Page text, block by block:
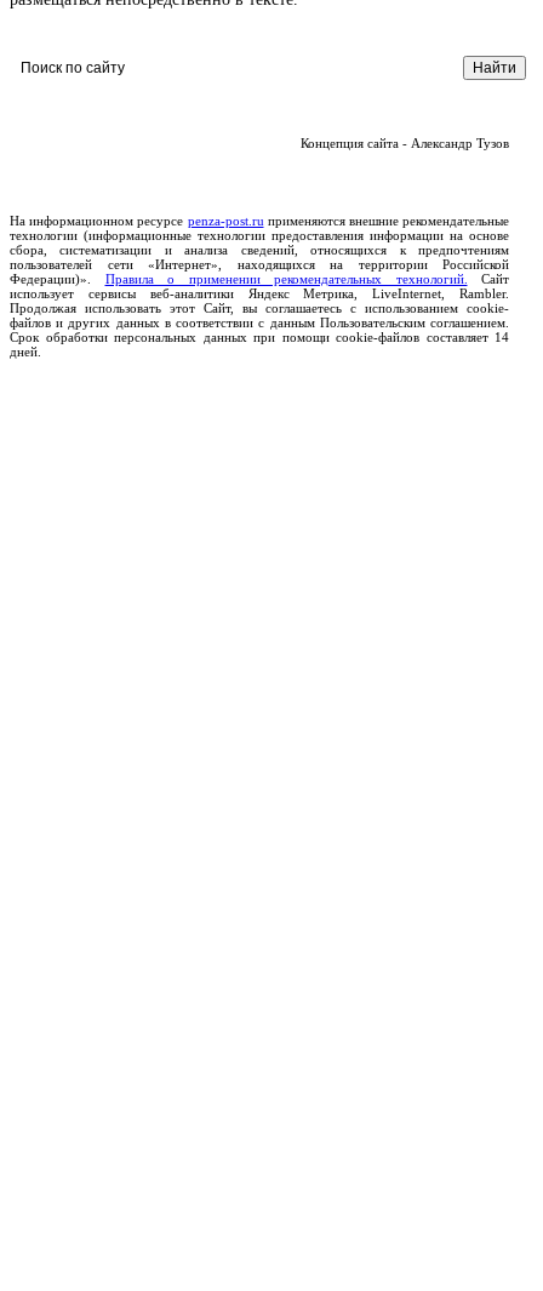
Концепция сайта - Александр Тузов
На информационном ресурсе penza-post.ru применяются внешние рекомендательные
технологии (информационные технологии предоставления информации на основе
сбора, систематизации и анализа сведений, относящихся к предпочтениям
пользователей сети «Интернет», находящихся на территории Российской
Федерации)». Правила о применении рекомендательных технологий.
Сайт
использует сервисы веб-аналитики Яндекс Метрика, LiveInternet, Rambler.
Продолжая использовать этот Сайт, вы соглашаетесь с использованием cookie-
файлов и других данных в соответствии с данным Пользовательским соглашением.
Срок обработки персональных данных при помощи cookie-файлов составляет 14
дней.